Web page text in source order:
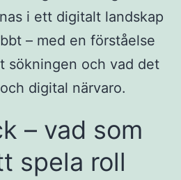
i ett digitalt landskap
– med en förståelse
sökningen och vad det
digital närvaro.
– vad som
spela roll